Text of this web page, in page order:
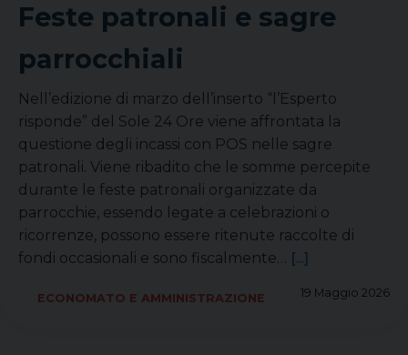
Feste patronali e sagre
parrocchiali
Nell’edizione di marzo dell’inserto “l’Esperto
risponde” del Sole 24 Ore viene affrontata la
questione degli incassi con POS nelle sagre
patronali. Viene ribadito che le somme percepite
durante le feste patronali organizzate da
parrocchie, essendo legate a celebrazioni o
ricorrenze, possono essere ritenute raccolte di
fondi occasionali e sono fiscalmente… [...]
19 Maggio 2026
ECONOMATO E AMMINISTRAZIONE